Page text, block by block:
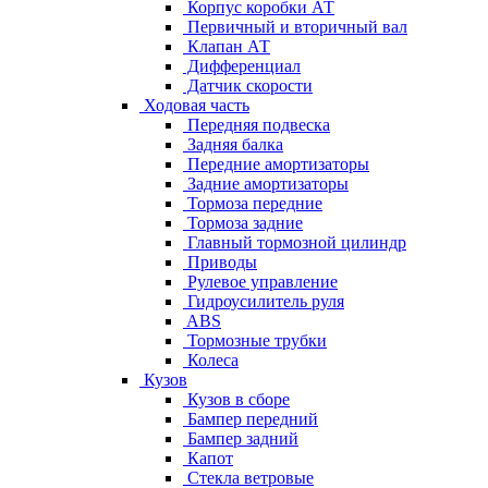
Корпус коробки АТ
Первичный и вторичный вал
Клапан АТ
Дифференциал
Датчик скорости
Ходовая часть
Передняя подвеска
Задняя балка
Передние амортизаторы
Задние амортизаторы
Тормоза передние
Тормоза задние
Главный тормозной цилиндр
Приводы
Рулевое управление
Гидроусилитель руля
ABS
Тормозные трубки
Колеса
Кузов
Кузов в сборе
Бампер передний
Бампер задний
Капот
Стекла ветровые